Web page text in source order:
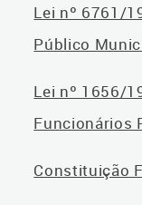
Lei nº 6761/
Público
Lei nº 1656/
Funcionários
Constituição